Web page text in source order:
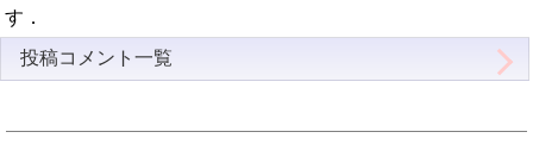
す．
投稿コメント一覧